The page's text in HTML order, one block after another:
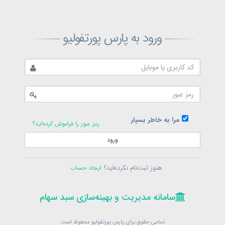
ورود به پارس پورتفولیو
مرا به خاطر بسپار
رمز عبور را فراموش کرده‌اید؟
ورود
هنوز ثبت‌نام نکرده‌اید؟ ایجاد حساب
سامانه مدیریت و بهینه‌سازی سبد سهام
تمامی حقوق برای پارس پورتفولیو محفوظ است
ثبت‌نام پارس پورتفولیو
ثبت‌نام
در حال حاضر عضو هستید؟فرم ورود
سامانه مدیریت و بهینه‌سازی سبد سهام
بازیابی رمز پارس پورتفولیو
در حال حاضر عضو هستید؟
سامانه مدیریت و بهینه‌سازی سبد سهام
تمامی حقوق برای پارس پورتفولیو محفوظ است